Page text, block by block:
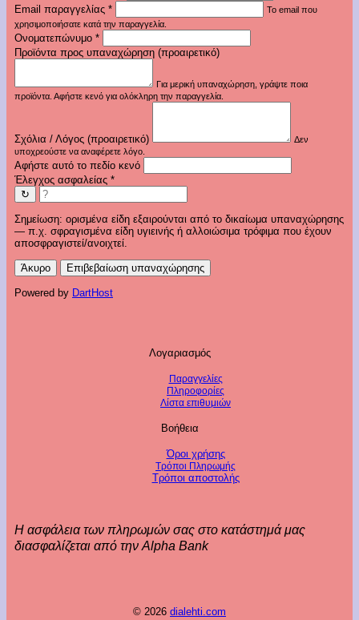
Email παραγγελίας *
Το email που
χρησιμοποιήσατε κατά την παραγγελία.
Ονοματεπώνυμο *
Προϊόντα προς υπαναχώρηση (προαιρετικό)
Για μερική υπαναχώρηση, γράψτε ποια
προϊόντα. Αφήστε κενό για ολόκληρη την παραγγελία.
Σχόλια / Λόγος (προαιρετικό)
Δεν
υποχρεούστε να αναφέρετε λόγο.
Αφήστε αυτό το πεδίο κενό
Έλεγχος ασφαλείας *
↻
Σημείωση: ορισμένα είδη εξαιρούνται από το δικαίωμα υπαναχώρησης
— π.χ. σφραγισμένα είδη υγιεινής ή αλλοιώσιμα τρόφιμα που έχουν
αποσφραγιστεί/ανοιχτεί.
Άκυρο Επιβεβαίωση υπαναχώρησης
Powered by DartHost
Λογαριασμός
Παραγγελίες
Πληροφορίες
Λίστα επιθυμιών
Βοήθεια
Όροι χρήσης
Τρόποι Πληρωμής
Τρόποι αποστολής
Η ασφάλεια των πληρωμών σας στο κατάστημά μας
διασφαλίζεται από την Alpha Bank
© 2026 dialehti.com